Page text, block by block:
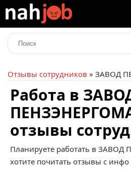
Отзывы сотрудников » ЗАВОД
Работа в
отзывы
Планируете работать в
хотите почитать отзывы с инфо